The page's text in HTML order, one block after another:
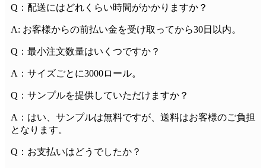
Q：配送にはどれくらい時間がかかりますか？
A: お客様からの前払い金を受け取ってから30日以内。
Q：最小注文数量はいくつですか？
A：サイズごとに3000ロール。
Q：サンプルを提供していただけますか？
A：はい、サンプルは無料ですが、送料はお客様のご負担
となります。
Q：お支払いはどうでしたか？